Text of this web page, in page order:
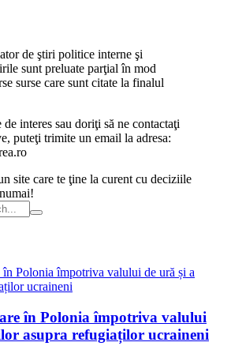
de ştiri politice interne şi
sunt preluate parţial în mod
surse care sunt citate la finalul
interes sau doriţi să ne contactaţi
puteţi trimite un email la adresa:
site care te ţine la curent cu deciziile
în Polonia împotriva valului
asupra refugiaților ucraineni